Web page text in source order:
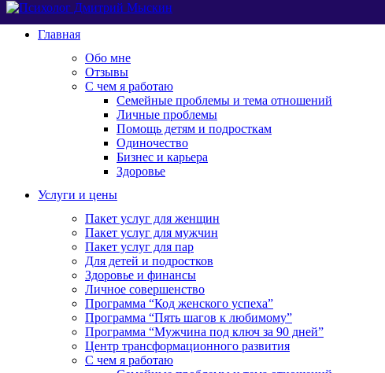
Главная
Обо мне
Отзывы
С чем я работаю
Семейные проблемы и тема отношений
Личные проблемы
Помощь детям и подросткам
Одиночество
Бизнес и карьера
Здоровье
Услуги и цены
Пакет услуг для женщин
Пакет услуг для мужчин
Пакет услуг для пар
Для детей и подростков
Здоровье и финансы
Личное совершенство
Программа “Код женского успеха”
Программа “Пять шагов к любимому”
Программа “Мужчина под ключ за 90 дней”
Центр трансформационного развития
С чем я работаю